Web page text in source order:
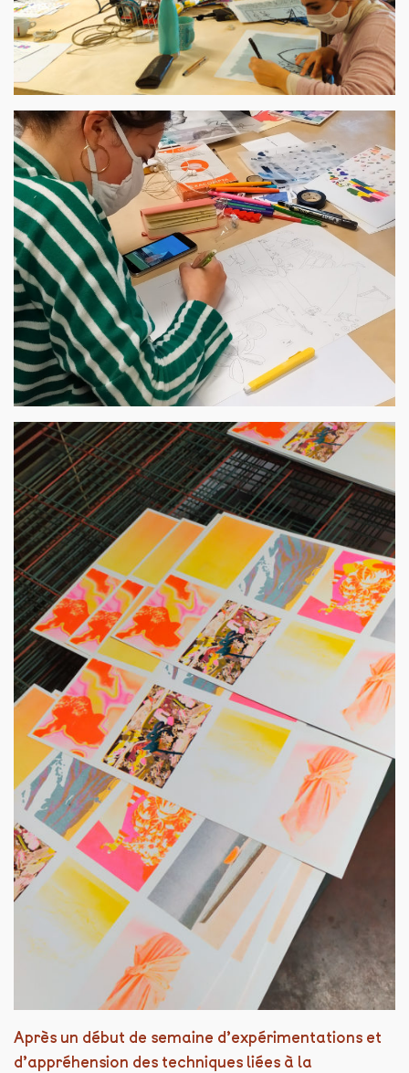
Après un début de semaine d’expérimentations et
d’appréhension des techniques liées à la